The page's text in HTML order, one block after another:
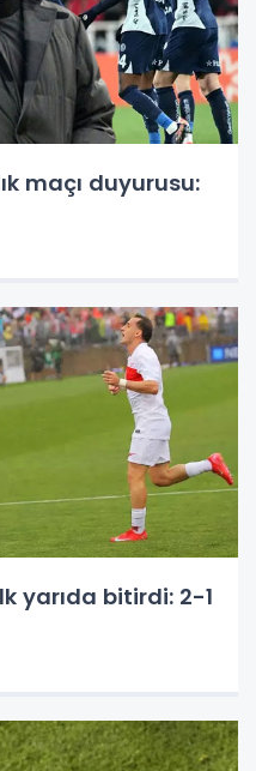
maçı duyurusu:
yarıda bitirdi: 2-1